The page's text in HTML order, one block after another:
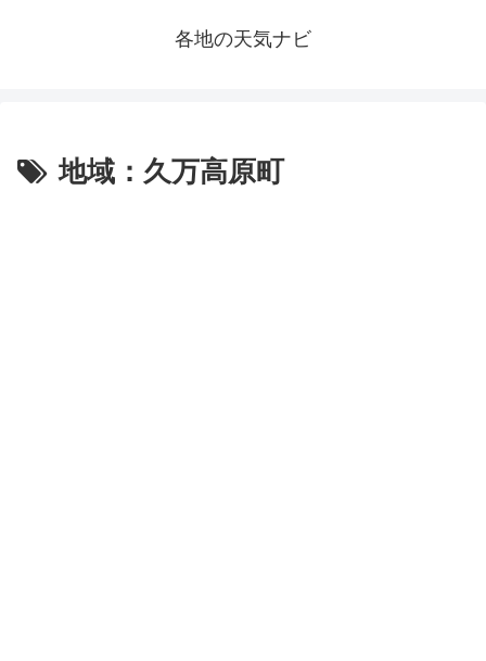
各地の天気ナビ
地域：久万高原町